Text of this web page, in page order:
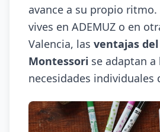
avance a su propio
vives en ADEMUZ o en
Valencia, las ventajas
Montessori se adaptan a
necesidades individuales